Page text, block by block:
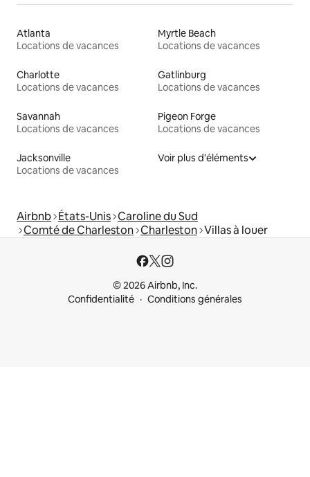
Atlanta
Locations de vacances
Myrtle Beach
Locations de vacances
Charlotte
Locations de vacances
Gatlinburg
Locations de vacances
Savannah
Locations de vacances
Pigeon Forge
Locations de vacances
Jacksonville
Locations de vacances
Voir plus d'éléments
Airbnb États-Unis Caroline du Sud
Comté de Charleston Charleston Villas à louer
© 2026 Airbnb, Inc.
Confidentialité
Conditions générales